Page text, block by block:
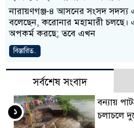
নারায়ণগঞ্জ-৪ আসনের সংসদ
বলেছেন, করোনার মহামারী
অপকর্ম করছে; তবে এখন
বিস্তারিত..
সর্বশেষ সংবাদ
বন্যায়
চলাচলে
১